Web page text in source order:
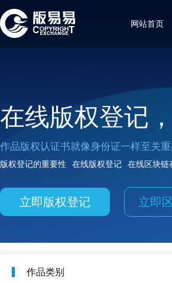
网站首页
在线版权登记
作品版权认证书就像身份证一样至关
版权登记的重要性 在线版权登记 在线区块链
立即版权登记 立即
作品类别